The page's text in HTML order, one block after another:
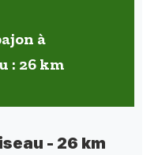
à
: 26 km
- 26 km